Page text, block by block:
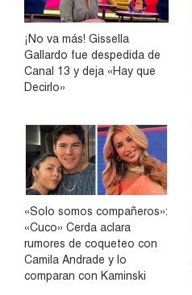
¡No va más! Gissella
Gallardo fue despedida de
Canal 13 y deja «Hay que
Decirlo»
«Solo somos compañeros»:
«Cuco» Cerda aclara
rumores de coqueteo con
Camila Andrade y lo
comparan con Kaminski